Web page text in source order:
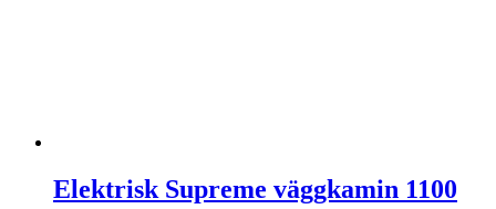
Elektrisk Supreme väggkamin 1100